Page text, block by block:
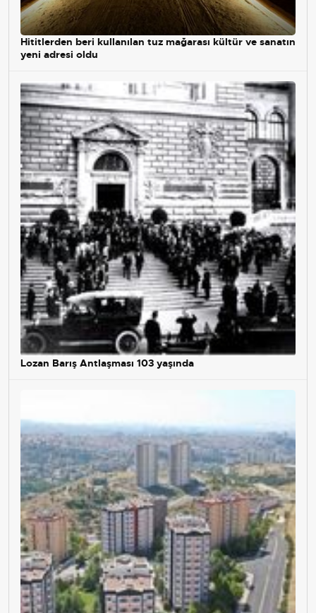
Hititlerden beri kullanılan tuz mağarası kültür ve sanatın
yeni adresi oldu
Lozan Barış Antlaşması 103 yaşında